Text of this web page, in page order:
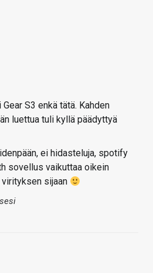
S3 enkä tätä. Kahden
luettua tuli kyllä päädyttyä
ei hidasteluja, spotify
sovellus vaikuttaa oikein
virityksen sijaan